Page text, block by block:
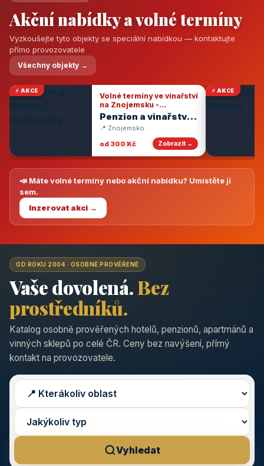
Akční nabídky a volné termíny
Vyzkoušejte tyto objekty se speciální nabídkou — kontaktujte
přímo provozovatele
Všechny objekty →
⚡ AKCE
Volné termíny ve vinařství
na Znojemsku -
degustace vín
Penzion a vinařství
Dobrovolný
📍 Znojemsko
od 300 Kč
Zobrazit →
⚡ AKCE
📣 Máte volné termíny nebo akční nabídku? Umístěte ji
sem.
Inzerovat akci →
OD ROKU 2004 · OSOBNĚ PROVĚŘENÉ
Vaše dovolená.Bez
prostředníků.
Katalog osobně prověřených hotelů, penzionů, apartmánů a
vinných sklepů po celé ČR. Ceny bez navýšení, přímý
kontakt na provozovatele.
Vyhledat